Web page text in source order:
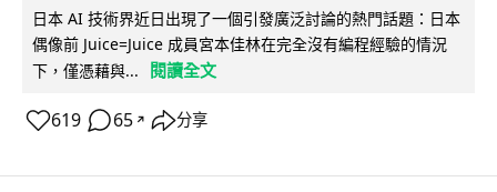
日本 AI 技術界近日出現了一個引發廣泛討論的熱門話題：日本
偶像前 Juice=Juice 成員宮本佳林在完全沒有編程經驗的情況
下，僅憑藉與...
閱讀全文
619 65 ↗ 分享